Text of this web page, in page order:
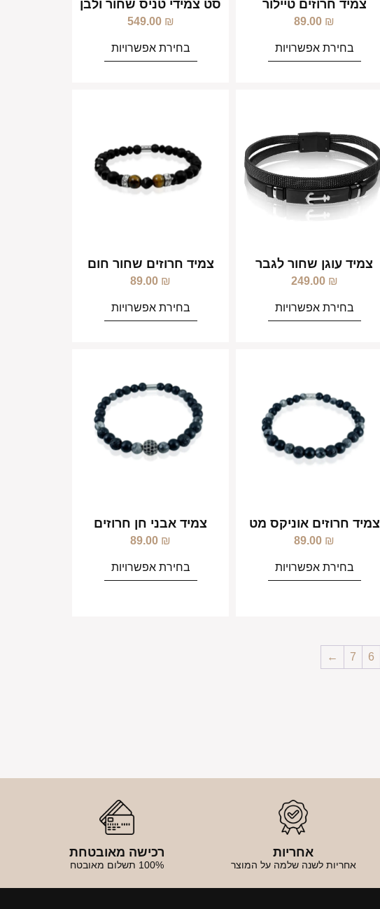
צמיד חרוזים טיילור
89.00 ₪
בחירת אפשרויות
סט צמידי טניס שחור ולבן
549.00 ₪
בחירת אפשרויות
צמיד עוגן שחור לגבר
249.00 ₪
בחירת אפשרויות
צמיד חרוזים שחור חום
89.00 ₪
בחירת אפשרויות
צמיד חרוזים אוניקס מט
89.00 ₪
בחירת אפשרויות
צמיד אבני חן חרוזים
89.00 ₪
בחירת אפשרויות
6
7
←
אחריות
אחריות לשנה שלמה על המוצר
רכישה מאובטחת
100% תשלום מאובטח